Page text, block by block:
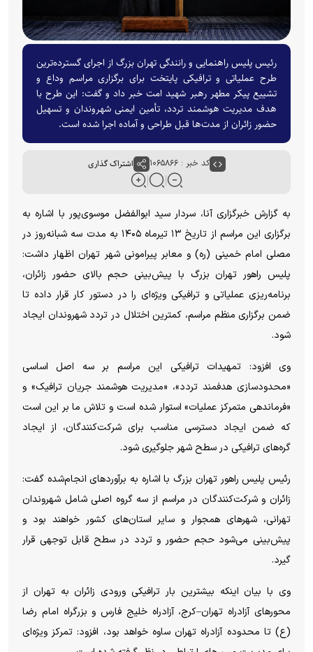
رئیس پلیس راهنمایی و رانندگی تهران بزرگ از اجرای گسترده‌ترین
طرح عملیاتی و ترافیکی پایتخت برای برگزاری مراسم وداع و
تشییع پیکر مطهر رهبر شهید امت خبر داد و گفت: این طرح با
هدف مدیریت هوشمند تردد، تأمین ایمنی شهروندان و تسهیل
حضور زائران از مدت‌ها قبل طراحی و آماده اجرا شده است.
کد خبر : ۱۰۶۵۸۶۶ اشتراک گذاری
به گزارش خبرگزاری آنا، سردار سید ابوالفضل موسوی‌پور با اشاره به
برگزاری این مراسم از تاریخ ۱۳ تیرماه ۱۴۰۵ به مدت سه شبانه‌روز در
مصلی امام خمینی (ره) و معابر پیرامونی شهر تهران اظهار داشت:
پلیس راهور تهران بزرگ با پیش‌بینی حجم بالای حضور زائران،
برنامه‌ریزی عملیاتی و ترافیکی ویژه‌ای را در دستور کار قرار داده تا
ضمن برگزاری منظم مراسم، کمترین اختلال در تردد شهروندان ایجاد
شود.
وی افزود: تمهیدات ترافیکی این مراسم بر سه اصل اساسی
«محدودسازی هدفمند تردد»، «مدیریت هوشمند جریان ترافیک» و
«فرماندهی متمرکز عملیات» استوار شده است و تلاش ما بر این است
که ضمن ایجاد دسترسی مناسب برای شرکت‌کنندگان، از ایجاد
گره‌های ترافیکی در سطح شهر جلوگیری شود.
رئیس پلیس راهور تهران بزرگ با اشاره به برآورد‌های انجام‌شده گفت:
زائران و شرکت‌کنندگان در مراسم از سه گروه اصلی شامل شهروندان
تهرانی، شهر‌های همجوار و سایر استان‌های کشور خواهند بود و
پیش‌بینی می‌شود حجم حضور و تردد در سطح قابل توجهی قرار
گیرد.
وی با بیان اینکه بیشترین بار ترافیکی ورودی زائران به تهران از
محور‌های آزادراه تهران–کرج، آزادراه خلیج فارس و بزرگراه امام رضا
(ع) تا محدوده آزادراه تهران ساوه خواهد بود، افزود: تمرکز ویژه‌ای